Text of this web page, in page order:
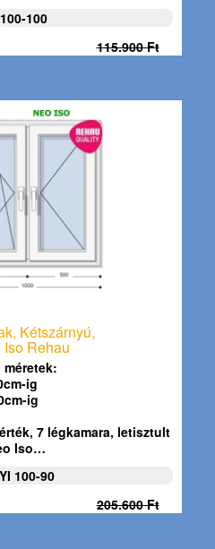
100
115.900 Ft
Kétszárnyú,
Rehau
ig
ig
7 légkamara, letisztult
Iso…
100-90
205.600 Ft